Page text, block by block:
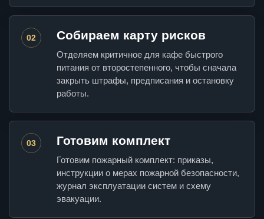
02 Собираем карту рисков
Отделяем критичное для кафе быстрого
питания от второстепенного, чтобы сначала
закрыть штрафы, предписания и остановку
работы.
03 Готовим комплект
Готовим пожарный комплект: приказы,
инструкции о мерах пожарной безопасности,
журнал эксплуатации систем и схему
эвакуации.